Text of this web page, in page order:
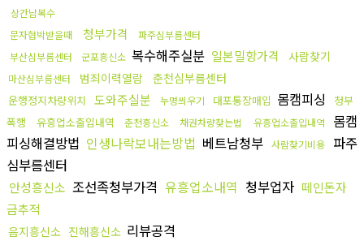
상간남복수
문자협박받을때
청부가격
파주심부름센터
부산심부름센터
군포흥신소 복수해주실분 일본밀항가격 사람찾기
마산심부름센터 범죄이력열람 춘천심부름센터
운행정지차량위치 도와주실분 누명씌우기 대포통장매입 몸캠피싱
청부
폭행
유흥업소출입내역 춘천흥신소 채권차량찾는법 유흥업소출입내역
몸캠
피싱해결방법 인생나락보내는방법 베트남청부 사람찾기비용
파주
심부름센터
안성흥신소 조선족청부가격 유흥업소내역 청부업자 떼인돈자
금추적
음지흥신소 진해흥신소 리뷰공격